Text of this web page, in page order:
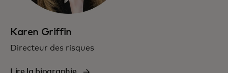
Karen Griffin
Directeur des risques